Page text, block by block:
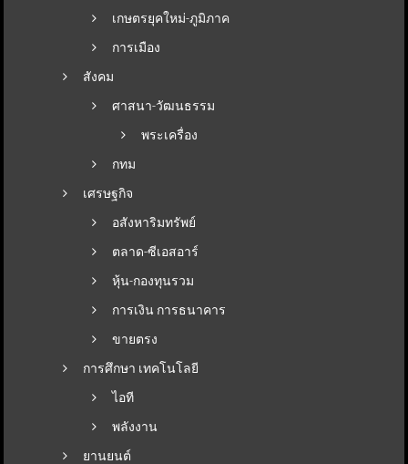
เกษตรยุคใหม่-ภูมิภาค
การเมือง
สังคม
ศาสนา-วัฒนธรรม
พระเครื่อง
กทม
เศรษฐกิจ
อสังหาริมทรัพย์
ตลาด-ซีเอสอาร์
หุ้น-กองทุนรวม
การเงิน การธนาคาร
ขายตรง
การศึกษา เทคโนโลยี
ไอที
พลังงาน
ยานยนต์